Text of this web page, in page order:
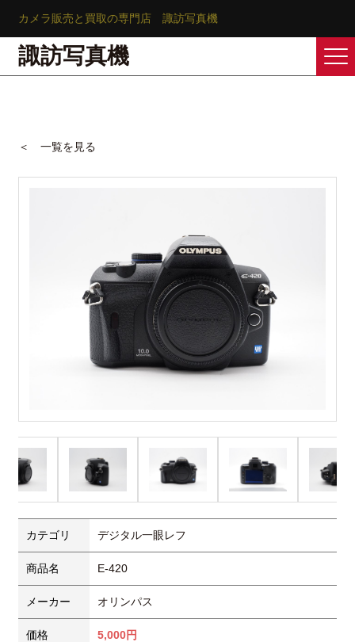
カメラ販売と買取の専門店 諏訪写真機
諏訪写真機
＜ 一覧を見る
カテゴリ デジタル一眼レフ
商品名 E-420
メーカー オリンパス
価格 5,000円